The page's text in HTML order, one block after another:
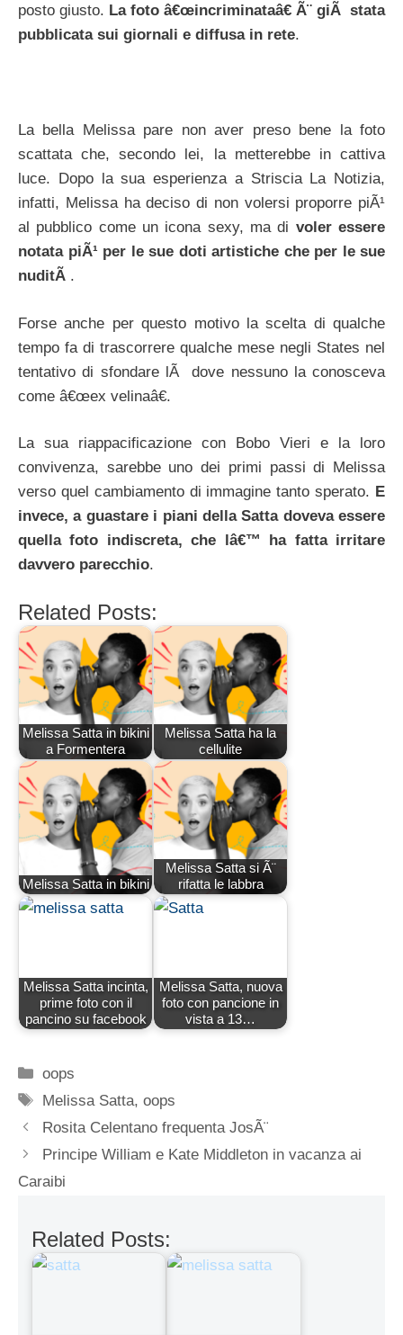
posto giusto. La foto â€œincriminataâ€ Ã¨ giÃ stata
pubblicata sui giornali e diffusa in rete.
La bella Melissa pare non aver preso bene la foto
scattata che, secondo lei, la metterebbe in cattiva
luce. Dopo la sua esperienza a Striscia La Notizia,
infatti, Melissa ha deciso di non volersi proporre piÃ¹
al pubblico come un icona sexy, ma di voler essere
notata piÃ¹ per le sue doti artistiche che per le sue
nuditÃ .
Forse anche per questo motivo la scelta di qualche
tempo fa di trascorrere qualche mese negli States nel
tentativo di sfondare lÃ dove nessuno la conosceva
come â€œex velinaâ€.
La sua riappacificazione con Bobo Vieri e la loro
convivenza, sarebbe uno dei primi passi di Melissa
verso quel cambiamento di immagine tanto sperato. E
invece, a guastare i piani della Satta doveva essere
quella foto indiscreta, che lâ€™ ha fatta irritare
davvero parecchio.
Related Posts:
Melissa Satta in bikini
a Formentera
Melissa Satta ha la
cellulite
Melissa Satta in bikini
Melissa Satta si Ã¨
rifatta le labbra
Melissa Satta incinta,
prime foto con il
pancino su facebook
Melissa Satta, nuova
foto con pancione in
vista a 13…
Categorie
oops
Tag
Melissa Satta,oops
Rosita Celentano frequenta JosÃ¨
Principe William e Kate Middleton in vacanza ai
Caraibi
Related Posts: